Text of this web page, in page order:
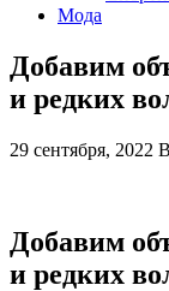
Мода
Добавим
и редких
29 сентября, 2022
Добавим
и редких